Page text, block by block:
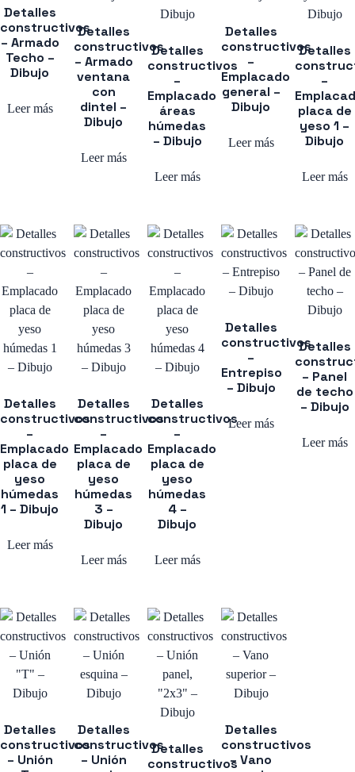
Detalles
constructivos
– Armado
Techo –
Dibujo
Leer más
Detalles
constructivos
– Armado
ventana
con
dintel –
Dibujo
Leer más
Detalles
constructivos
–
Emplacado
áreas
húmedas
– Dibujo
Leer más
Detalles
constructivos
–
Emplacado
general –
Dibujo
Leer más
Detalles
–
placa de
yeso 1 –
Dibujo
Leer más
Detalles
constructivos
–
Emplacado
placa de
yeso
húmedas
1 – Dibujo
Leer más
Detalles
constructivos
–
Emplacado
placa de
yeso
húmedas
3 –
Dibujo
Leer más
Detalles
constructivos
–
Emplacado
placa de
yeso
húmedas
4 –
Dibujo
Leer más
Detalles
constructivos
–
Entrepiso
– Dibujo
Leer más
Detalles
– Panel
de techo
– Dibujo
Leer más
Detalles
constructivos
– Unión
Detalles
constructivos
– Unión
Detalles
constructivos
Detalles
constructivos
– Vano